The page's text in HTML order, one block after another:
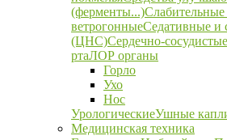
(ферменты...)Слабительные
ветрогонныеСедативные и
(ЦНС)Сердечно-сосудистые
ртаЛОР органы
Горло
Ухо
Нос
УрологическиеУшные
Медицинская техника